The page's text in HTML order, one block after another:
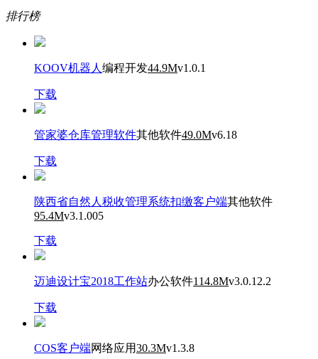
排行榜
KOOV机器人 编程开发44.9Mv1.0.1
下载
管家婆仓库管理软件其他软件49.0Mv6.18
下载
陕西省自然人税收管理系统扣缴客户端其他软件
95.4Mv3.1.005
下载
迈迪设计宝2018工作站办公软件114.8Mv3.0.12.2
下载
COS客户端网络应用30.3Mv1.3.8